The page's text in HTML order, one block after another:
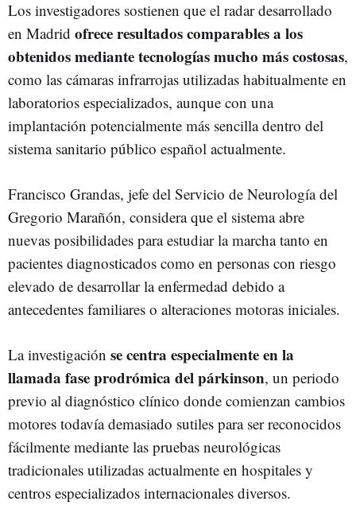
Los investigadores sostienen que el radar desarrollado
en Madrid ofrece resultados comparables a los
obtenidos mediante tecnologías mucho más costosas,
como las cámaras infrarrojas utilizadas habitualmente en
laboratorios especializados, aunque con una
implantación potencialmente más sencilla dentro del
sistema sanitario público español actualmente.
Francisco Grandas, jefe del Servicio de Neurología del
Gregorio Marañón, considera que el sistema abre
nuevas posibilidades para estudiar la marcha tanto en
pacientes diagnosticados como en personas con riesgo
elevado de desarrollar la enfermedad debido a
antecedentes familiares o alteraciones motoras iniciales.
La investigación se centra especialmente en la
llamada fase prodrómica del párkinson, un periodo
previo al diagnóstico clínico donde comienzan cambios
motores todavía demasiado sutiles para ser reconocidos
fácilmente mediante las pruebas neurológicas
tradicionales utilizadas actualmente en hospitales y
centros especializados internacionales diversos.